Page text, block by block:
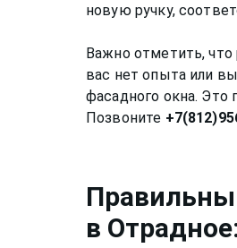
новую ручку,
Важно отметить,
вас нет опыта или
фасадного окна.
Позвоните
в Отрадное